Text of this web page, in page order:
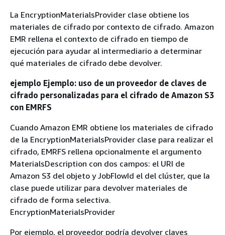
La EncryptionMaterialsProvider clase obtiene los
materiales de cifrado por contexto de cifrado. Amazon
EMR rellena el contexto de cifrado en tiempo de
ejecución para ayudar al intermediario a determinar
qué materiales de cifrado debe devolver.
ejemplo Ejemplo: uso de un proveedor de claves de
cifrado personalizadas para el cifrado de Amazon S3
con EMRFS
Cuando Amazon EMR obtiene los materiales de cifrado
de la EncryptionMaterialsProvider clase para realizar el
cifrado, EMRFS rellena opcionalmente el argumento
MaterialsDescription con dos campos: el URI de
Amazon S3 del objeto y JobFlowId el del clúster, que la
clase puede utilizar para devolver materiales de
cifrado de forma selectiva.
EncryptionMaterialsProvider
Por ejemplo, el proveedor podría devolver claves